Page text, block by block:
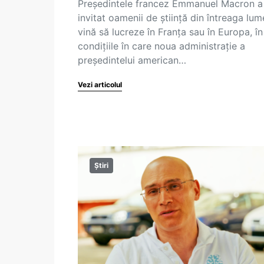
Preşedintele francez Emmanuel Macron a
invitat oamenii de ştiinţă din întreaga
vină să lucreze în Franţa sau în Europa, în
condiţiile în care noua administraţie a
preşedintelui american…
Vezi articolul
Știri